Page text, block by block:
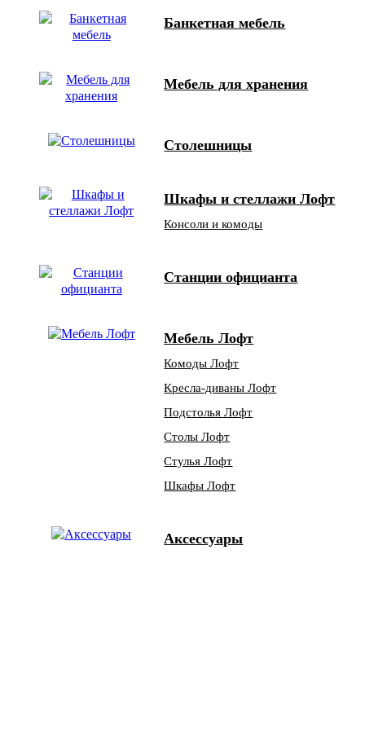
Банкетная мебель
Мебель для хранения
Столешницы
Шкафы и стеллажи Лофт
Консоли и комоды
Станции официанта
Мебель Лофт
Комоды Лофт
Кресла-диваны Лофт
Подстолья Лофт
Столы Лофт
Стулья Лофт
Шкафы Лофт
Аксессуары